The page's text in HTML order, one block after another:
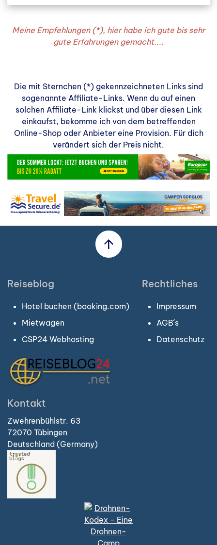
Meine Empfehlungen (*), hier habe ich gute bis sehr
gute Erfahrungen gemacht....
Die mit Sternchen (*) gekennzeichneten Links sind
sogenannte Affiliate-Links. Wenn du auf einen
solchen Affiliate-Link klickst und über diesen Link
einkaufst, bekomme ich von dem betreffenden
Online-Shop oder Anbieter eine Provision. Für dich
verändert sich der Preis nicht.
Kontakt
Zwehrenbühlstr. 63
72070 Tübingen
Deutschland (Germany)
Reiseblog
Hotel buchen (booking.com)
Mietwagen
CSP24 Webhosting
Rechtliches
Impressum
AGB´s
Datenschutz